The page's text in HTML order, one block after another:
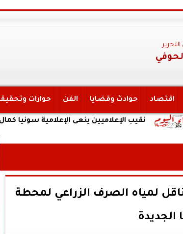
اقتصاد حوادث وقضايا الفن حوارات
نقيب الإعلاميين ينعى الإعلامية سونيا كمال كبير
لمياه الصرف الزراعي لمحطة
الجديدة